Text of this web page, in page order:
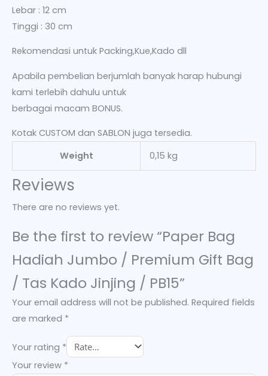
Lebar : 12 cm
Tinggi : 30 cm
Rekomendasi untuk Packing,Kue,Kado dll
Apabila pembelian berjumlah banyak harap hubungi
kami terlebih dahulu untuk
berbagai macam BONUS.
Kotak CUSTOM dan SABLON juga tersedia.
Weight
0,15 kg
Reviews
There are no reviews yet.
Be the first to review “Paper Bag
Hadiah Jumbo / Premium Gift Bag
/ Tas Kado Jinjing / PB15”
Your email address will not be published. Required fields
are marked *
Your rating *
Your review *